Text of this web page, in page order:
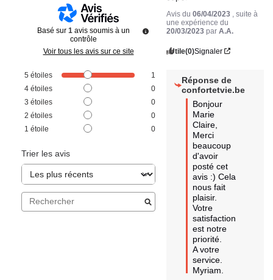
Basé sur 1 avis soumis à un
contrôle
Voir tous les avis sur ce site
5 étoiles
1
4 étoiles
0
3 étoiles
0
2 étoiles
0
1 étoile 0
Trier les avis
Avis du06/04/2023
, suite à
une expérience du
20/03/2023 parA.A.
Utile(0)Signaler
Réponse de
confortetvie.be
Bonjour
Marie
Claire,
Merci
beaucoup
d'avoir
posté cet
avis :) Cela
nous fait
plaisir.
Votre
satisfaction
est notre
priorité.
A votre
service.
Myriam.